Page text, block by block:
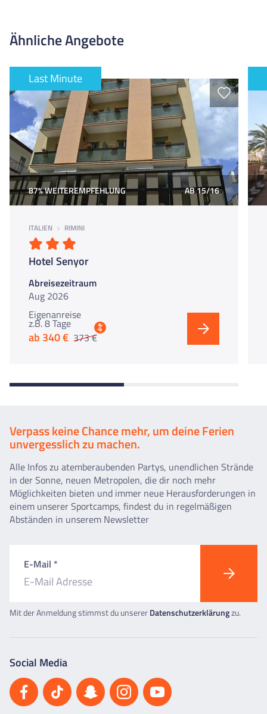
und als Party-Clubhotel bekannt. Hier triffst du vor allem junge
Gäste, die gemeinsam Sonne, Strand und unvergessliche
Ähnliche Angebote
Last Minute
87% WEITEREMPFEHLUNG AB 15/16
ITALIEN RIMINI
Hotel Senyor
Abreisezeitraum
Aug 2026
Eigenanreise
z.B. 8 Tage
ab 340 € 373 €
%
Verpass keine Chance mehr, um deine Ferien
unvergesslich zu machen.
Alle Infos zu atemberaubenden Partys, unendlichen Strände
in der Sonne, neuen Metropolen, die dir noch mehr
Möglichkeiten bieten und immer neue Herausforderungen in
einem unserer Sportcamps, findest du in regelmäßigen
Abständen in unserem Newsletter
E-Mail *
Mit der Anmeldung stimmst du unsererDatenschutzerklärungzu.
Social Media